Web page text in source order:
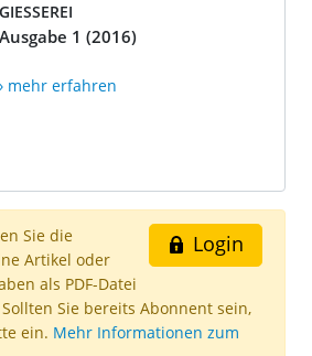
GIESSEREI
Ausgabe 1 (2016)
› mehr erfahren
Login
Sie die
Artikel oder
als PDF-Datei
Sie bereits Abonnent sein,
ein. Mehr Informationen zum